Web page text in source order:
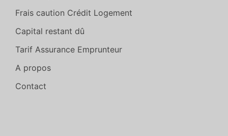
Frais caution Crédit Logement
Capital restant dû
Tarif Assurance Emprunteur
A propos
Contact